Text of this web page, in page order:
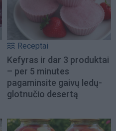
Receptai
Kefyras ir dar 3 produktai
– per 5 minutes
pagaminsite gaivų ledų-
glotnučio desertą